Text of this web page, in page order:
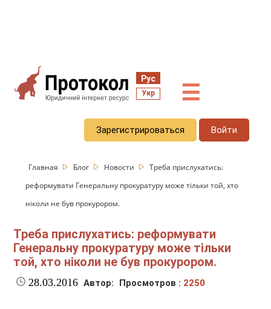
Рус
Укр ☰
Зарегистрироваться Войти
Главная Блог Новости
Треба прислухатись:
реформувати Генеральну прокуратуру може тільки той, хто
ніколи не був прокурором.
Треба прислухатись: реформувати
Генеральну прокуратуру може тільки
той, хто ніколи не був прокурором.
28.03.2016 Автор: Просмотров : 2250